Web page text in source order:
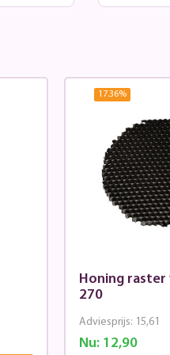
17.36%
Honing raster
270
Nu: 12,90
Adviesprijs: 15,61